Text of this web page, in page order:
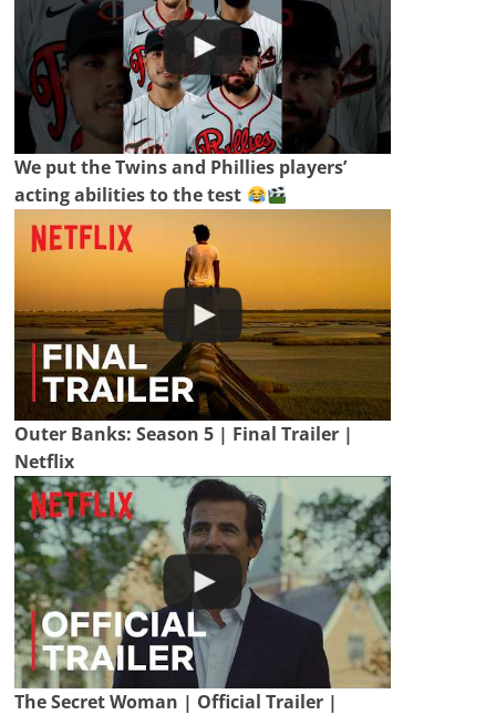
We put the Twins and Phillies players’
acting abilities to the test
Outer Banks: Season 5 | Final Trailer |
Netflix
The Secret Woman | Official Trailer |